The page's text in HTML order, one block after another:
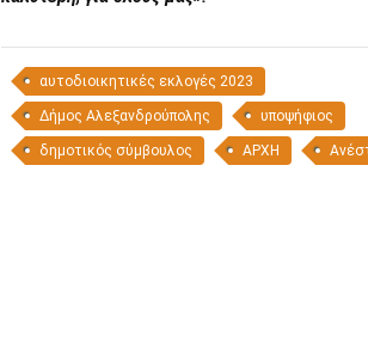
αυτοδιοικητικές εκλογές 2023
Δήμος Αλεξανδρούπολης υποψήφιος
δημοτικός σύμβουλος ΑΡΧΗ